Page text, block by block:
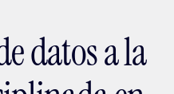
datos a la